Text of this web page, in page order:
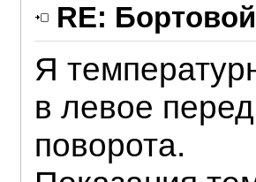
RE:
Я
в левое
поворота.